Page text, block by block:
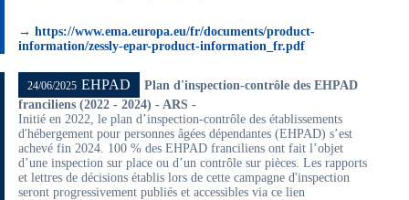
→ https://www.ema.europa.eu/fr/documents/product-
information/zessly-epar-product-information_fr.pdf
24/06/2025 EHPAD
Plan d'inspection-contrôle des EHPAD
franciliens (2022 - 2024) - ARS -
Initié en 2022, le plan d’inspection-contrôle des établissements
d'hébergement pour personnes âgées dépendantes (EHPAD) s’est
achevé fin 2024. 100 % des EHPAD franciliens ont fait l’objet
d’une inspection sur place ou d’un contrôle sur pièces. Les rapports
et lettres de décisions établis lors de cette campagne d'inspection
seront progressivement publiés et accessibles via ce lien